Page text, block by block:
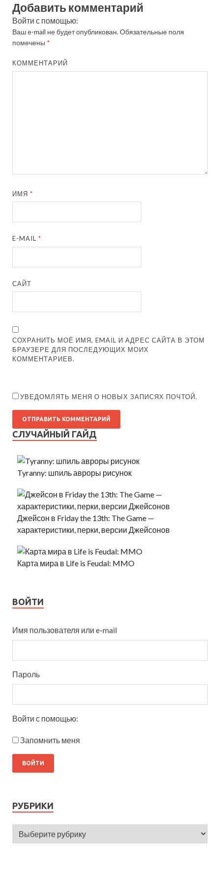
Добавить комментарий
Войти с помощью:
Ваш e-mail не будет опубликован.Обязательные поля
помечены *
КОММЕНТАРИЙ
ИМЯ*
E-MAIL*
САЙТ
СОХРАНИТЬ МОЁ ИМЯ, EMAIL И АДРЕС САЙТА В ЭТОМ
БРАУЗЕРЕ ДЛЯ ПОСЛЕДУЮЩИХ МОИХ
КОММЕНТАРИЕВ.
УВЕДОМЛЯТЬ МЕНЯ О НОВЫХ ЗАПИСЯХ ПОЧТОЙ.
СЛУЧАЙНЫЙ ГАЙД
Tyranny: шпиль авроры рисунок
Джейсон в Friday the 13th: The Game —
характеристики, перки, версии Джейсонов
Карта мира в Life is Feudal: MMO
ВОЙТИ
Имя пользователя или e-mail
Пароль
Войти с помощью:
Запомнить меня
РУБРИКИ